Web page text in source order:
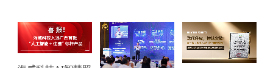
聚焦武汉综能大会｜
喜报｜迭代升级，持
续突破..
隧贯瓯江・智筑低碳